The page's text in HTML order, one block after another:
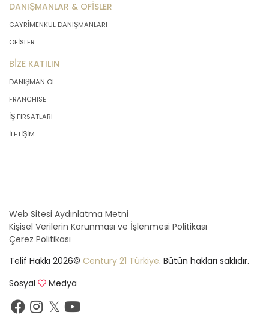
DANIŞMANLAR & OFİSLER
GAYRİMENKUL DANIŞMANLARI
OFİSLER
BİZE KATILIN
DANIŞMAN OL
FRANCHISE
İŞ FIRSATLARI
İLETİŞİM
Web Sitesi Aydınlatma Metni
Kişisel Verilerin Korunması ve İşlenmesi Politikası
Çerez Politikası
Telif Hakkı 2026© Century 21 Türkiye. Bütün hakları saklıdır.
Sosyal
Medya